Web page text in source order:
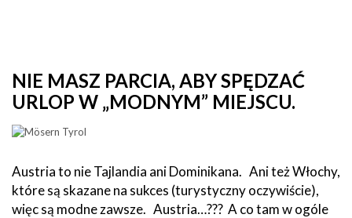
NIE MASZ PARCIA, ABY SPĘDZAĆ
URLOP W „MODNYM” MIEJSCU.
Austria to nie Tajlandia ani Dominikana. Ani też Włochy,
które są skazane na sukces (turystyczny oczywiście),
więc są modne zawsze. Austria…??? A co tam w ogóle